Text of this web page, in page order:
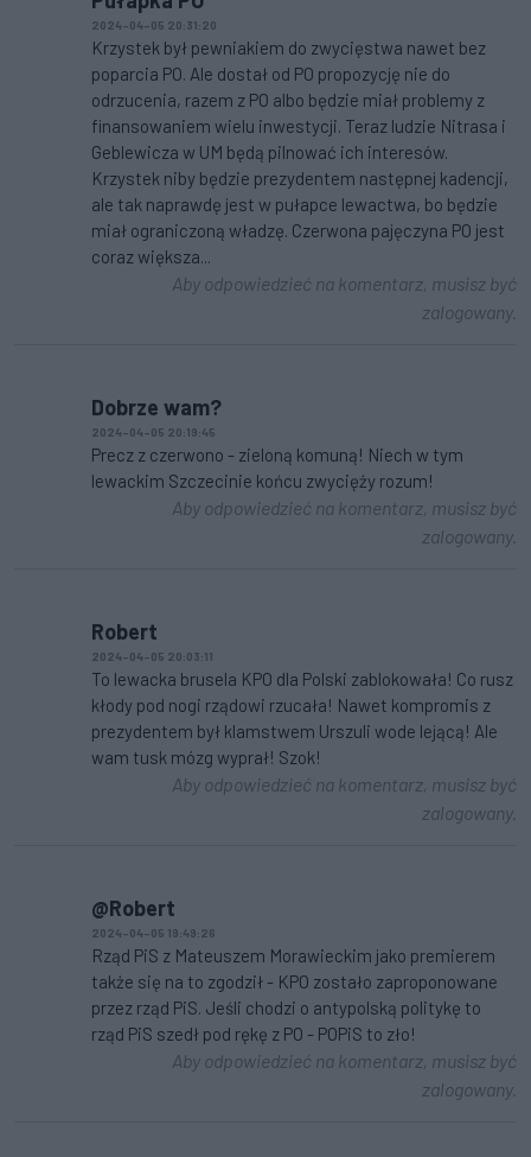
2024-04-05 20:31:20
Krzystek był pewniakiem do zwycięstwa nawet bez
poparcia PO. Ale dostał od PO propozycję nie do
odrzucenia, razem z PO albo będzie miał problemy z
finansowaniem wielu inwestycji. Teraz ludzie Nitrasa i
Geblewicza w UM będą pilnować ich interesów.
Krzystek niby będzie prezydentem następnej kadencji,
ale tak naprawdę jest w pułapce lewactwa, bo będzie
miał ograniczoną władzę. Czerwona pajęczyna PO jest
coraz większa...
Aby odpowiedzieć na komentarz, musisz być
zalogowany.
Dobrze wam?
2024-04-05 20:19:45
Precz z czerwono - zieloną komuną! Niech w tym
lewackim Szczecinie końcu zwycięży rozum!
Aby odpowiedzieć na komentarz, musisz być
zalogowany.
Robert
2024-04-05 20:03:11
To lewacka brusela KPO dla Polski zablokowała! Co rusz
kłody pod nogi rządowi rzucała! Nawet kompromis z
prezydentem był klamstwem Urszuli wode lejącą! Ale
wam tusk mózg wyprał! Szok!
Aby odpowiedzieć na komentarz, musisz być
zalogowany.
@Robert
2024-04-05 19:49:26
Rząd PiS z Mateuszem Morawieckim jako premierem
także się na to zgodził - KPO zostało zaproponowane
przez rząd PiS. Jeśli chodzi o antypolską politykę to
rząd PiS szedł pod rękę z PO - POPiS to zło!
Aby odpowiedzieć na komentarz, musisz być
zalogowany.